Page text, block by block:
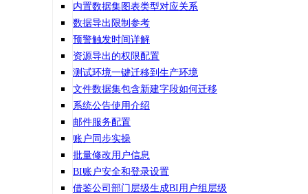
内置数据集图表类型对应关系
数据导出限制参考
预警触发时间详解
资源导出的权限配置
测试环境一键迁移到生产环境
文件数据集包含新建字段如何迁移
系统公告使用介绍
邮件服务配置
账户同步实操
批量修改用户信息
BI账户安全和登录设置
借鉴公司部门层级生成BI用户组层级